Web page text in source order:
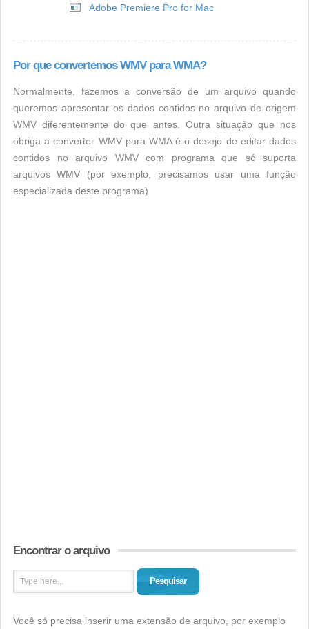
Adobe Premiere Pro for Mac
Por que convertemos WMV para WMA?
Normalmente, fazemos a conversão de um arquivo quando
queremos apresentar os dados contidos no arquivo de origem
WMV diferentemente do que antes. Outra situação que nos
obriga a converter WMV para WMA é o desejo de editar dados
contidos no arquivo WMV com programa que só suporta
arquivos WMV (por exemplo, precisamos usar uma função
especializada deste programa)
Encontrar o arquivo
Pesquisar
Você só precisa inserir uma extensão de arquivo, por exemplo